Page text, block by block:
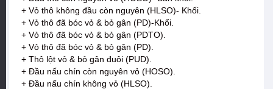
+ Vỏ thô không đầu còn nguyên (HLSO)- Khối.
+ Vỏ thô đã bóc vỏ & bỏ gân (PD)-Khối.
+ Vỏ thô đã bóc vỏ & bỏ gân (PDTO).
+ Vỏ thô đã bóc vỏ & bỏ gân (PD).
+ Thô lột vỏ & bỏ gân đuôi (PUD).
+ Đầu nấu chín còn nguyên vỏ (HOSO).
+ Đầu nấu chín không vỏ (HLSO).